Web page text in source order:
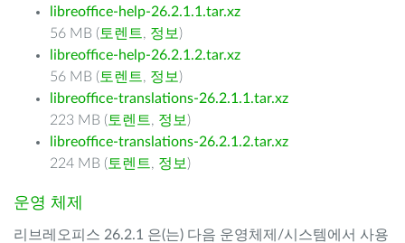
libreoffice-help-26.2.1.1.tar.xz
56 MB ( 토렌트, 정보 )
libreoffice-help-26.2.1.2.tar.xz
56 MB ( 토렌트, 정보 )
libreoffice-translations-26.2.1.1.tar.xz
223 MB ( 토렌트, 정보 )
libreoffice-translations-26.2.1.2.tar.xz
224 MB ( 토렌트, 정보 )
운영 체제
리브레오피스 26.2.1 은(는) 다음 운영체제/시스템에서 사용